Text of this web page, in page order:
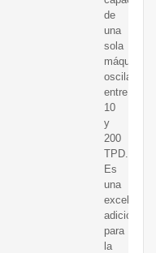
de
una
sola
máquina
oscila
entre
10
y
200
TPD.
Es
una
excelente
adición
para
la